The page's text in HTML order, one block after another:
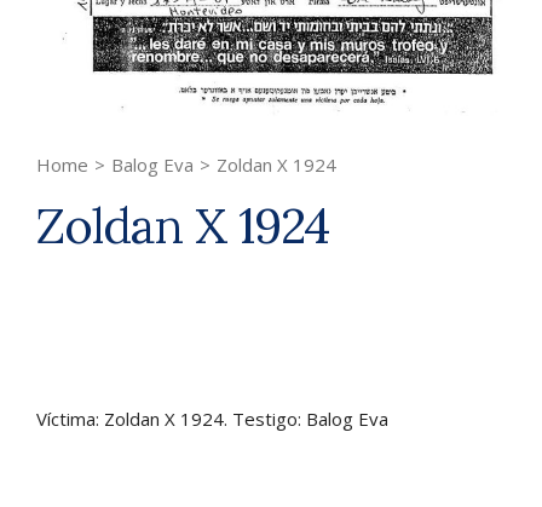
Home > Balog Eva > Zoldan X 1924
Zoldan X 1924
Víctima: Zoldan X 1924. Testigo: Balog Eva